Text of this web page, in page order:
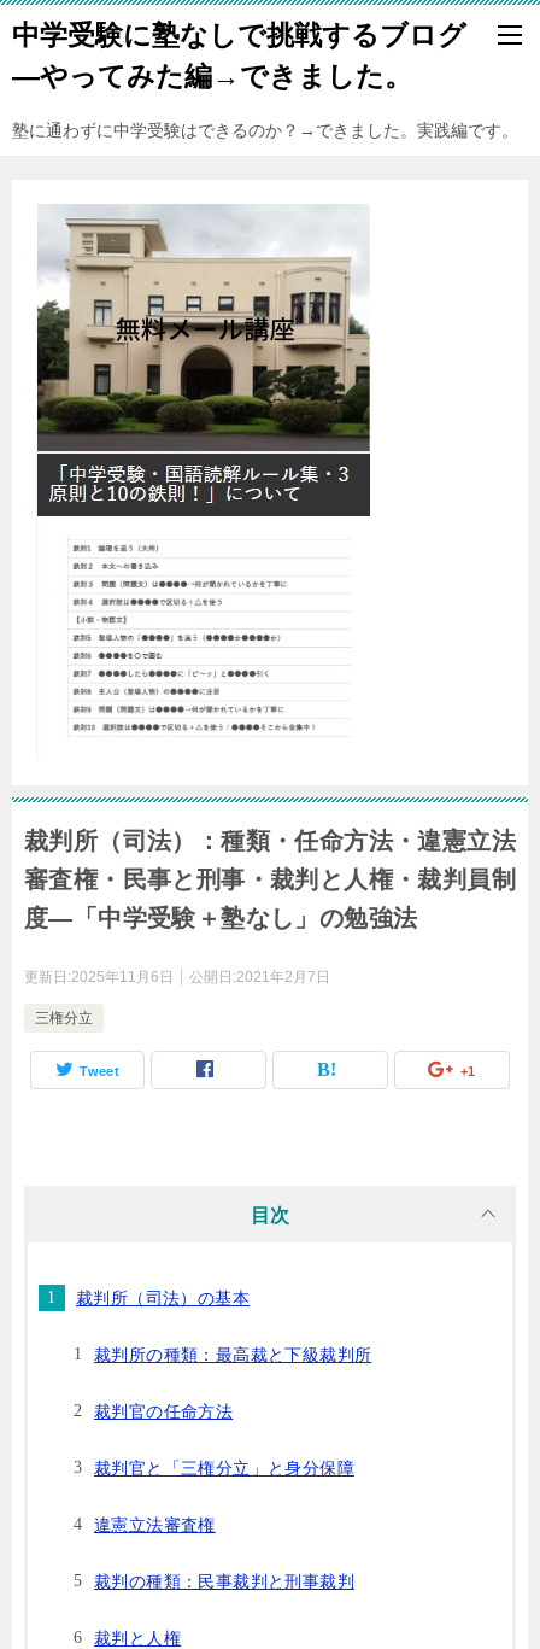
中学受験に塾なしで挑戦するブログ
―やってみた編→できました。
塾に通わずに中学受験はできるのか？→できました。実践編です。
裁判所（司法）：種類・任命方法・違憲立法
審査権・民事と刑事・裁判と人権・裁判員制
度―「中学受験＋塾なし」の勉強法
更新日:2025年11月6日 公開日:2021年2月7日
三権分立
Tweet +1
目次
裁判所（司法）の基本
裁判所の種類：最高裁と下級裁判所
裁判官の任命方法
裁判官と「三権分立」と身分保障
違憲立法審査権
裁判の種類：民事裁判と刑事裁判
裁判と人権